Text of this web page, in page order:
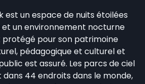
est un espace de nuits étoilées
un environnement nocturne
pour son patrimoine
pédagogique et culturel et
est assuré. Les parcs de ciel
44 endroits dans le monde,